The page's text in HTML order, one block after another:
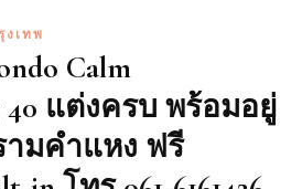
เทพ
Calm
40 แต่งครบ พร้อมอยู่
ามคำแหง ฟรี